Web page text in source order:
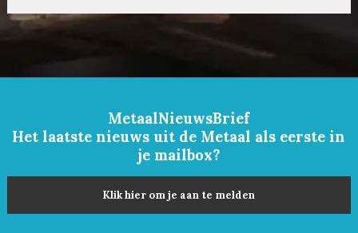
MetaalNieuwsBrief
Het laatste nieuws uit de Metaal als eerste in
je mailbox?
Klik hier om je aan te melden